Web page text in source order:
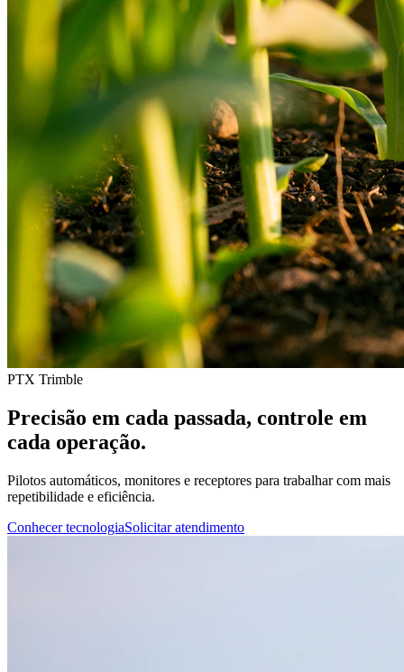
PTX Trimble
Precisão em cada passada, controle em
cada operação.
Pilotos automáticos, monitores e receptores para trabalhar com mais
repetibilidade e eficiência.
Conhecer tecnologiaSolicitar atendimento